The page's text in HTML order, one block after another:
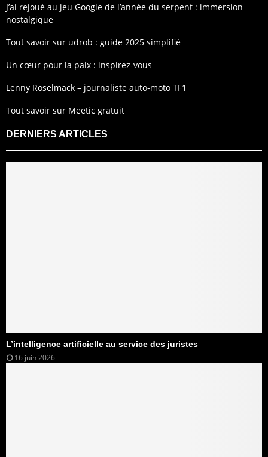
J’ai rejoué au jeu Google de l’année du serpent : immersion
nostalgique
Tout savoir sur udrob : guide 2025 simplifié
Un cœur pour la paix : inspirez-vous
Lenny Roselmack – journaliste auto-moto TF1
Tout savoir sur Meetic gratuit
DERNIERS ARTICLES
L’intelligence artificielle au service des juristes
16 juin 2026